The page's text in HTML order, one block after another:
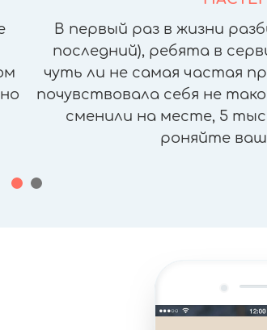
В первый раз в жизни
последний), ребята в
чуть ли не самая частая
почувствовала себя не
сменили на месте, 5 тыс
роняйте